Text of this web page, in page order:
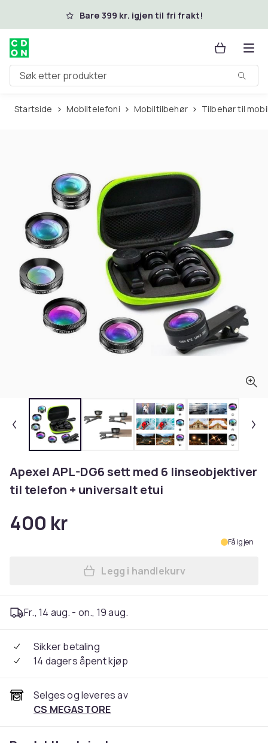
Hopp til hovedinnholdBare 399 kr. igjen til fri frakt!
Søk etter produkter
Startside Mobiltelefoni Mobiltilbehør Tilbehør til
Apexel APL-DG6 sett med 6 linseobjektiver
til telefon + universalt etui
400 kr
Få igjen
Legg Apexel APL-DG6
Legg i handlekurv
Fr., 14 aug. - on., 19 aug.
Sikker betaling
14 dagers åpent kjøp
Selges og leveres av
CS MEGASTORE